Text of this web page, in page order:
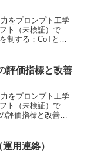
をプロンプト工学
ト（未検証）で
制する：CoTと構
ルールの整合性チ
評価指標と改善
をプロンプト工学
ト（未検証）で
評価指標と改善ル
だけでなく、その
用連絡）